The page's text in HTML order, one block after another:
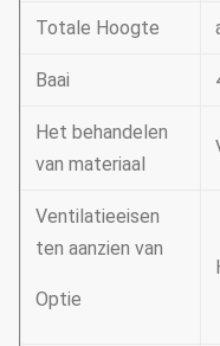
Totale Hoogte
Baai
Het behandelen
van materiaal
Ventilatieeisen
ten aanzien van
Optie